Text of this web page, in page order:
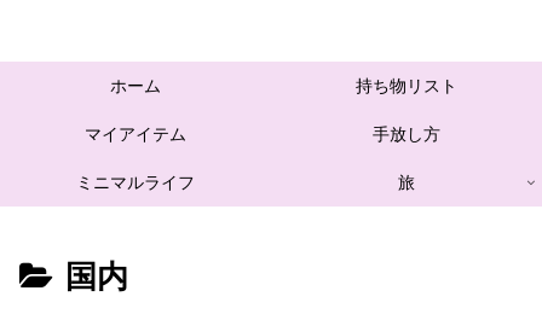
ホーム 持ち物リスト
マイアイテム 手放し方
ミニマルライフ 旅
国内